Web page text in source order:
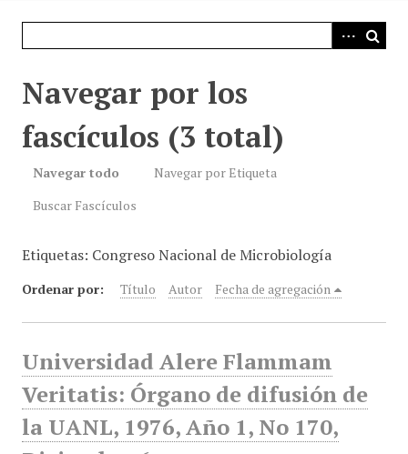
Navegar por los
fascículos (3 total)
Navegar todo
Navegar por Etiqueta
Buscar Fascículos
Etiquetas: Congreso Nacional de Microbiología
Ordenar por: Título Autor Fecha de agregación
Universidad Alere Flammam
Veritatis: Órgano de difusión de
la UANL, 1976, Año 1, No 170,